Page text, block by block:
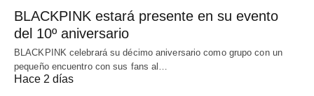
BLACKPINK estará presente en su evento
del 10º aniversario
BLACKPINK celebrará su décimo aniversario como grupo con un
pequeño encuentro con sus fans al…
Hace 2 días